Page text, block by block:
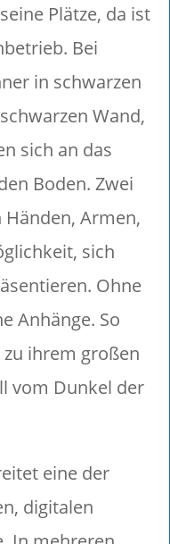
Plätze, da ist
Bei
in schwarzen
Wand,
sich an das
Boden. Zwei
Armen,
sich
Ohne
Anhänge. So
ihrem großen
vom Dunkel der
eine der
digitalen